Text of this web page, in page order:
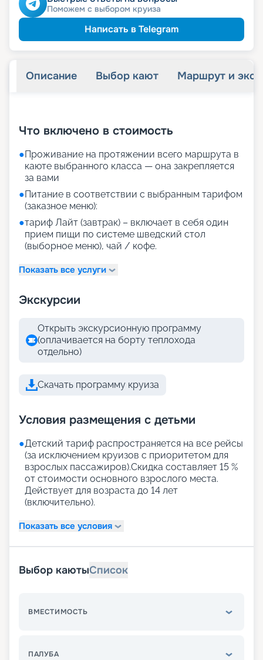
Поможем с выбором круиза
Написать в Telegram
Описание Выбор кают Маршрут и
Что включено в стоимость
●Проживание на протяжении всего маршрута в
каюте выбранного класса — она закрепляется
за вами
●Питание в соответствии с выбранным тарифом
(заказное меню):
●тариф Лайт (завтрак) – включает в себя один
прием пищи по системе шведский стол
(выборное меню), чай / кофе.
Показать все услуги
Экскурсии
Открыть экскурсионную программу
(оплачивается на борту теплохода
отдельно)
Скачать программу круиза
Условия размещения с детьми
●Детский тариф распространяется на все рейсы
(за исключением круизов с приоритетом для
взрослых пассажиров).Скидка составляет 15 %
от стоимости основного взрослого места.
Действует для возраста до 14 лет
(включительно).
Показать все условия
Выбор каютыСписок
ВМЕСТИМОСТЬ
ПАЛУБА